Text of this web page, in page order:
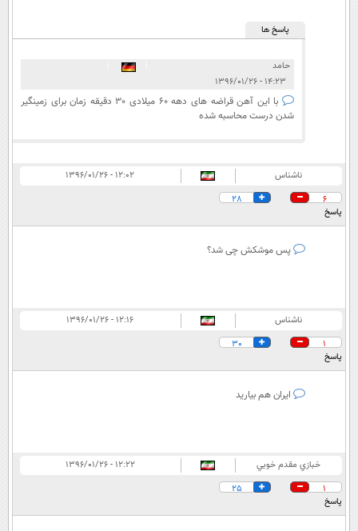
پاسخ ها
حامد
۱۴:۲۳ - ۱۳۹۶/۰۱/۲۶
با این آهن قراضه های دهه 60 میلادی 30 دقیقه زمان برای زمینگیر
شدن درست محاسبه شده
ناشناس
۱۲:۰۲ - ۱۳۹۶/۰۱/۲۶
6
28
پاسخ
پس موشکش چی شد؟
ناشناس
۱۲:۱۶ - ۱۳۹۶/۰۱/۲۶
1
30
پاسخ
ایران هم بیارید
خبازي مقدم خويي
۱۲:۲۲ - ۱۳۹۶/۰۱/۲۶
1
25
پاسخ